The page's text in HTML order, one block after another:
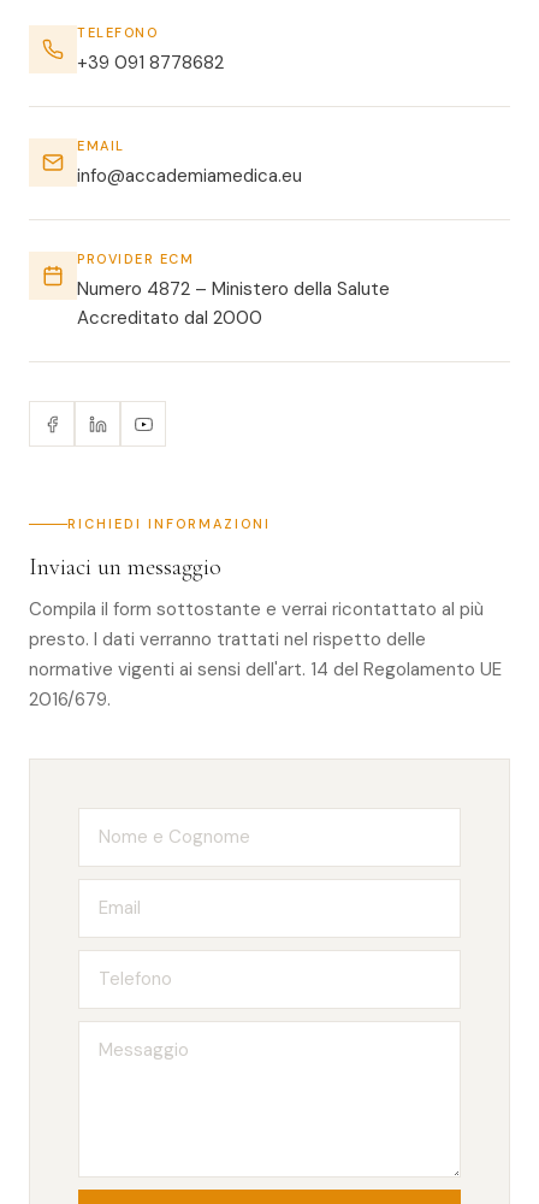
TELEFONO
+39 091 8778682
EMAIL
info@accademiamedica.eu
PROVIDER ECM
Numero 4872 – Ministero della Salute
Accreditato dal 2000
RICHIEDI INFORMAZIONI
Inviaci un messaggio
Compila il form sottostante e verrai ricontattato al più
presto. I dati verranno trattati nel rispetto delle
normative vigenti ai sensi dell'art. 14 del Regolamento UE
2016/679.